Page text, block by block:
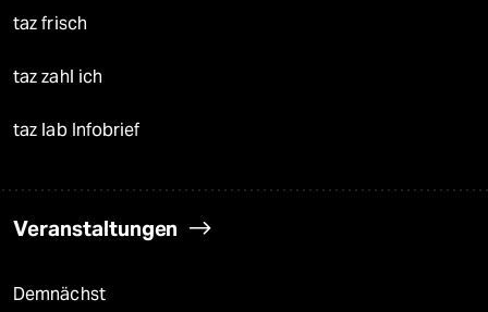
taz frisch
taz zahl ich
taz lab Infobrief
Veranstaltungen
Demnächst